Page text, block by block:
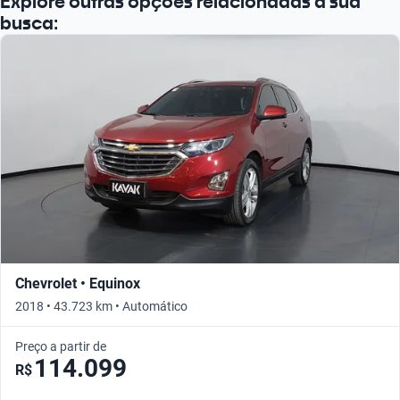
busca:
Chevrolet • Equinox
2018 • 43.723 km • Automático
Preço a partir de
R$ 114.099